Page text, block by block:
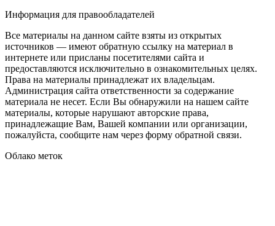
Информация для правообладателей
Все материалы на данном сайте взяты из открытых
источников — имеют обратную ссылку на материал в
интернете или присланы посетителями сайта и
предоставляются исключительно в ознакомительных целях.
Права на материалы принадлежат их владельцам.
Администрация сайта ответственности за содержание
материала не несет. Если Вы обнаружили на нашем сайте
материалы, которые нарушают авторские права,
принадлежащие Вам, Вашей компании или организации,
пожалуйста, сообщите нам через форму обратной связи.
Облако меток